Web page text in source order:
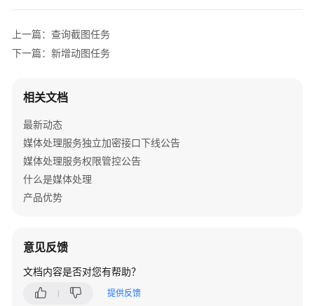
产
品
绍
计
费
说
快
门
上一篇：查询截图任务
下一篇：新增动图任务
相关文档
最新动态
媒体处理服务独立加密接口下线公告
媒体处理服务权限管控公告
什么是媒体处理
产品优势
意见反馈
文档内容是否对您有帮助？
提供反馈